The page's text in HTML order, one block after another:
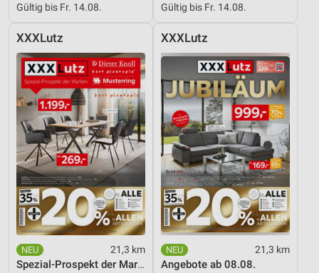
Gültig bis Fr. 14.08. Gültig bis Fr. 14.08.
XXXLutz
21,3 km
Spezial-Prospekt der Marken
XXXLutz
21,3 km
Angebote ab 08.08.